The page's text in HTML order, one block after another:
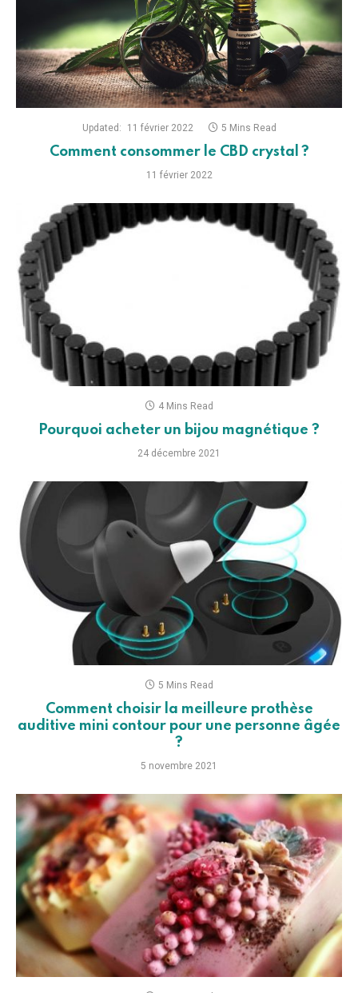
Updated: 11 février 2022 5 Mins Read
Comment consommer le CBD crystal ?
11 février 2022
4 Mins Read
Pourquoi acheter un bijou magnétique ?
24 décembre 2021
5 Mins Read
Comment choisir la meilleure prothèse
auditive mini contour pour une personne âgée
?
5 novembre 2021